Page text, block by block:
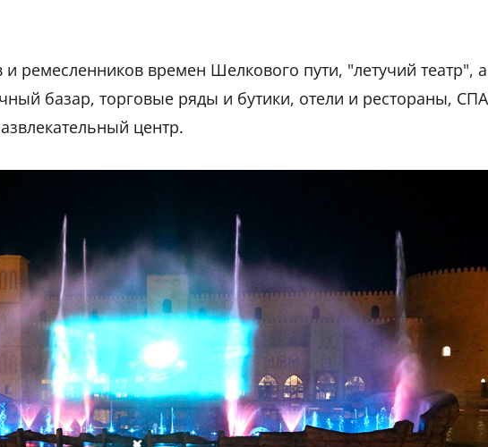
ремесленников времен Шелкового пути, "летучий театр",
базар, торговые ряды и бутики, отели и рестораны,
центр.